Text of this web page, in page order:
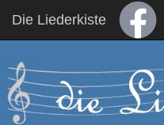
Die Liederkiste